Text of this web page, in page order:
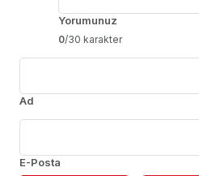
Yorumunuz
0/30 karakter
Ad
E-Posta